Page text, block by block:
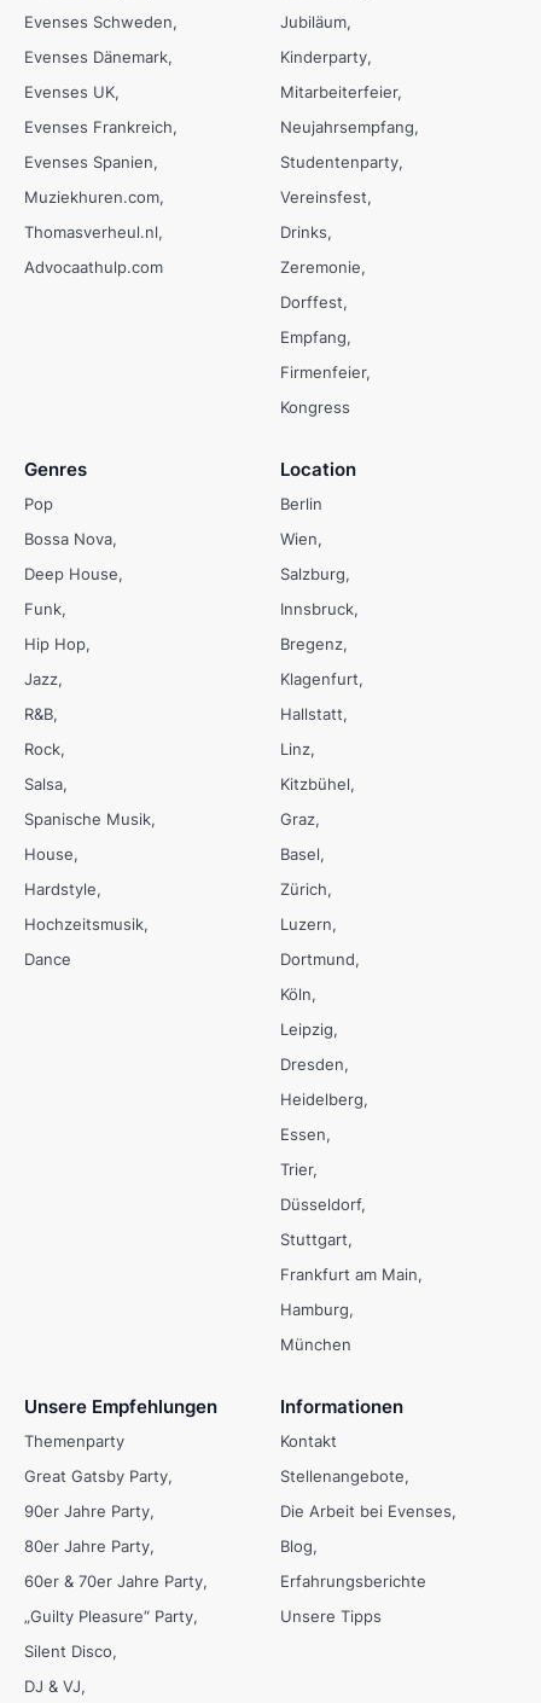
Evenses Schweden
Evenses Dänemark
Evenses UK
Evenses Frankreich
Evenses Spanien
Muziekhuren.com
Thomasverheul.nl
Advocaathulp.com
Jubiläum
Kinderparty
Mitarbeiterfeier
Neujahrsempfang
Studentenparty
Vereinsfest
Drinks
Zeremonie
Dorffest
Empfang
Firmenfeier
Kongress
Genres
Pop
Bossa Nova
Deep House
Funk
Hip Hop
Jazz
R&B
Rock
Salsa
Spanische Musik
House
Hardstyle
Hochzeitsmusik
Dance
Location
Berlin
Wien
Salzburg
Innsbruck
Bregenz
Klagenfurt
Hallstatt
Linz
Kitzbühel
Graz
Basel
Zürich
Luzern
Dortmund
Köln
Leipzig
Dresden
Heidelberg
Essen
Trier
Düsseldorf
Stuttgart
Frankfurt am Main
Hamburg
München
Unsere Empfehlungen
Themenparty
Great Gatsby Party
90er Jahre Party
80er Jahre Party
60er & 70er Jahre Party
„Guilty Pleasure“ Party
Silent Disco
DJ & VJ
Informationen
Kontakt
Stellenangebote
Die Arbeit bei Evenses
Blog
Erfahrungsberichte
Unsere Tipps